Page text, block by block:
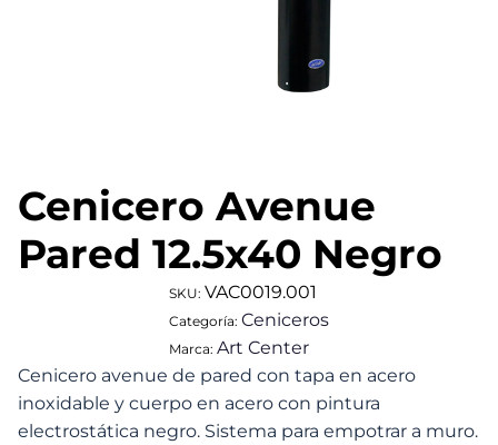
Cenicero Avenue
Pared 12.5x40 Negro
SKU: VAC0019.001
Categoría: Ceniceros
Marca: Art Center
Cenicero avenue de pared con tapa en acero
inoxidable y cuerpo en acero con pintura
electrostática negro. Sistema para empotrar a muro.